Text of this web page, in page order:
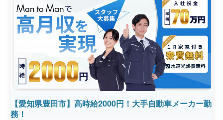
【愛知県豊田市】高時給2000円！大手自動車メーカー勤
務！